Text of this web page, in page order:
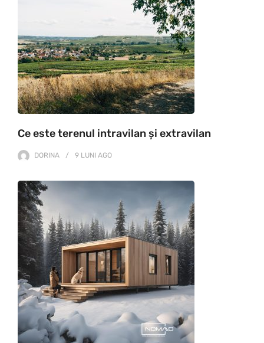
Ce este terenul intravilan și extravilan
DORINA 9 LUNI AGO